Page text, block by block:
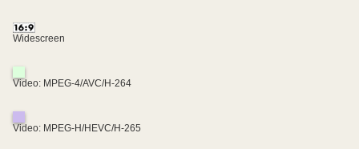
Widescreen
Video: MPEG-4/AVC/H-264
Video: MPEG-H/HEVC/H-265